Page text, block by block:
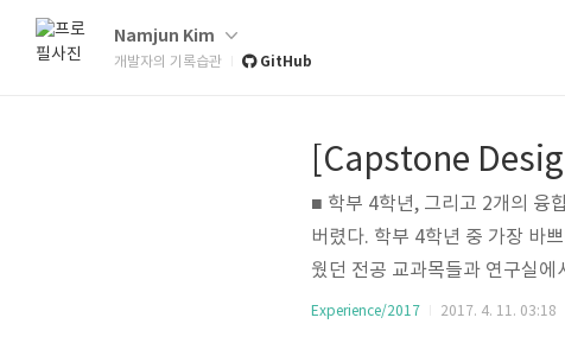
Namjun Kim
개발자의 기록습관 GitHub
[Capstone
■ 학부 4학년, 그리고 2개의 융
버렸다. 학부 4학년 중 가장 바
웠던 전공 교과목들과 연구실
8개월 동안 밤낮없이 달리며 다
Experience/2017 2017. 4. 11. 03:18